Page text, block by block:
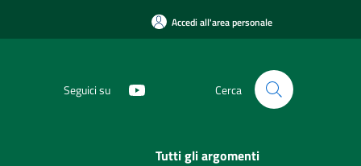
Accedi all'area personale
Seguici su Cerca
Tutti gli argomenti